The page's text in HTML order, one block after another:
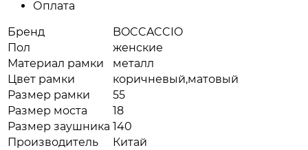
Оплата
Бренд
BOCCACCIO
Пол
женские
Материал рамки
металл
Цвет рамки
коричневый,матовый
Размер рамки
55
Размер моста
18
Размер заушника 140
Производитель
Китай